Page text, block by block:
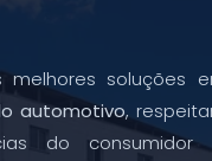
melhores soluções
automotivo,
do consumidor